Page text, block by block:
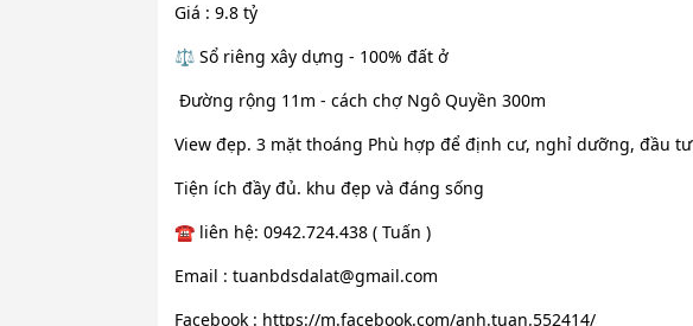
Giá : 9.8 tỷ
⚖️ Sổ riêng xây dựng - 100% đất ở
️ Đường rộng 11m - cách chợ Ngô Quyền 300m
View đẹp. 3 mặt thoáng Phù hợp để định cư, nghỉ dưỡng, đầu tư
Tiện ích đầy đủ. khu đẹp và đáng sống
☎️ liên hệ: 0942.724.438 ( Tuấn )
Email : tuanbdsdalat@gmail.com
Facebook : https://m.facebook.com/anh.tuan.552414/